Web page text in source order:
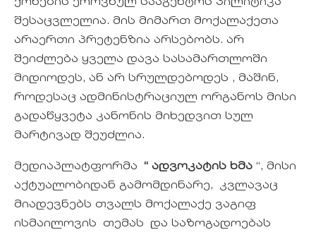
ქონების ეროვნულ სააგენტოს პილიტიკა
შესაცვლელია. მის მიმართ მოქალაქეთა
არაერთი პრეტენზია არსებობს. არ
შეიძლება ყველა დავა სასამართლოში
მიდიოდეს, ან არ სრულდებოდეს , მაშინ,
როდესაც ადმინისტრაციულ ორგანოს მისი
გადაწყვეტა კანონის მიხედვით სულ
მარტივად შეუძლია.
მედიაპლატფორმა “ ადვოკატის ხმა “, მისი
აქტუალობიდან გამომდინარე, კვლავაც
მიადევნებს თვალს მოქალაქე ვაგიფ
ისმაილოვის თემას და საზოგადოებას